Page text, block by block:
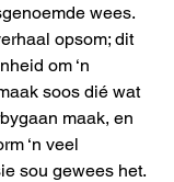
wees.
opsom; dit
om ‘n
soos dié wat
maak, en
‘n veel
sou gewees het.